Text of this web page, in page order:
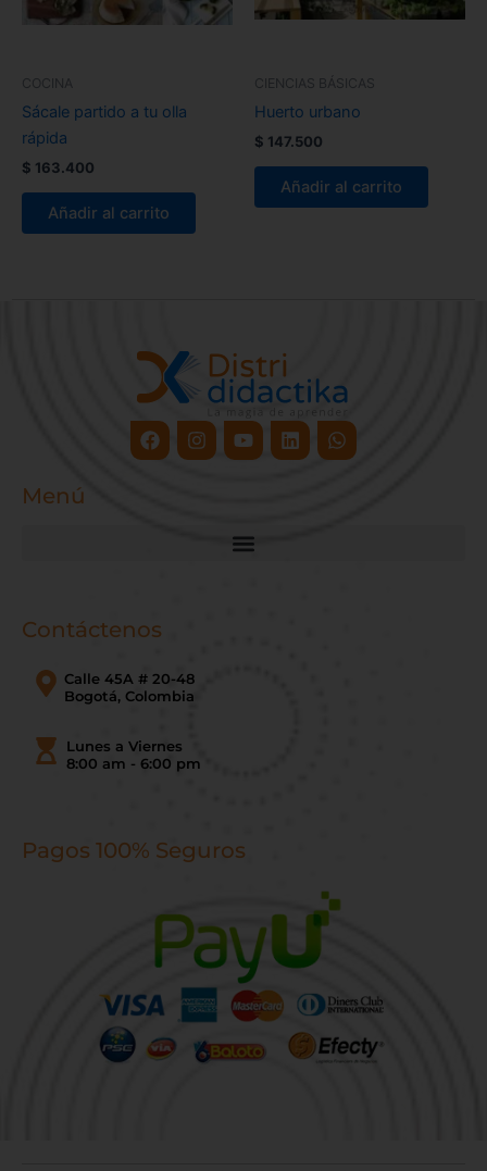
COCINA
Sácale partido a tu olla
rápida
$ 163.400
Añadir al carrito
CIENCIAS BÁSICAS
Huerto urbano
$ 147.500
Añadir al carrito
FacebookInstagram
YoutubeLinkedinWhatsapp
Menú
Contáctenos
Calle 45A # 20-48
Bogotá, Colombia
Lunes a Viernes
8:00 am - 6:00 pm
Pagos 100% Seguros